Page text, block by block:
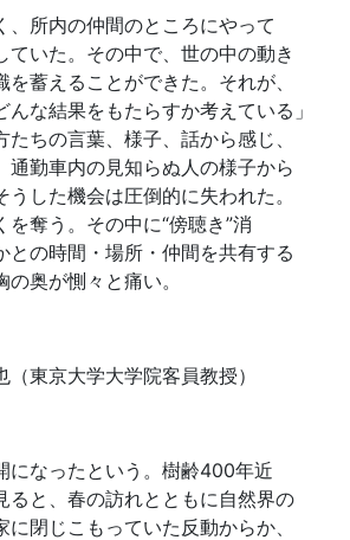
、所内の仲間のところにやって
いた。その中で、世の中の動き
蓄えることができた。それが、
な結果をもたらすか考えている」
ちの言葉、様子、話から感じ、
勤車内の見知らぬ人の様子から
した機会は圧倒的に失われた。
奪う。その中に“傍聴き”消
の時間・場所・仲間を共有する
奥が惻々と痛い。
京大学大学院客員教授）
になったという。樹齢400年近
ると、春の訪れとともに自然界の
閉じこもっていた反動からか、